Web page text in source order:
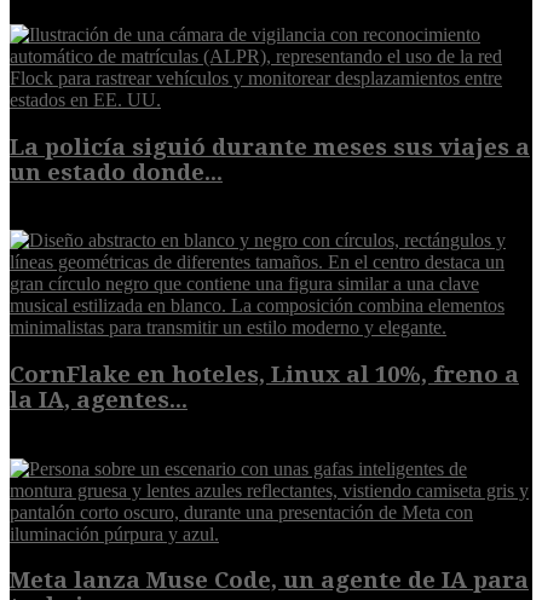
La policía siguió durante meses sus viajes a
un estado donde...
CornFlake en hoteles, Linux al 10%, freno a
la IA, agentes...
Meta lanza Muse Code, un agente de IA para